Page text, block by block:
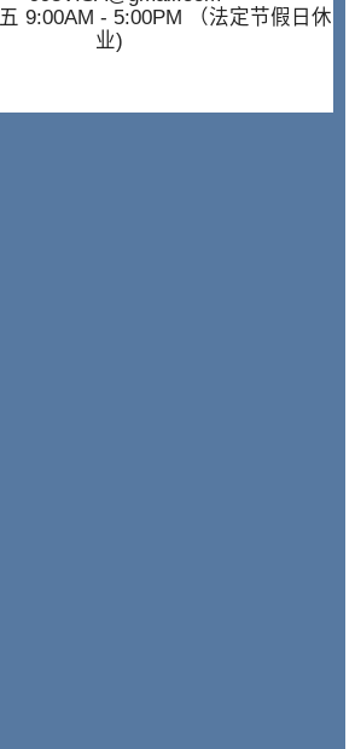
9:00AM - 5:00PM （法定节假日休
业)